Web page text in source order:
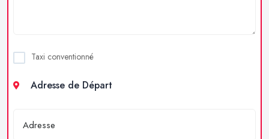
Taxi conventionné
Adresse de Départ